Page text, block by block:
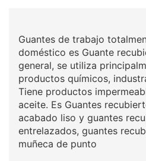
Guantes de trabajo
doméstico es Guante
general, se utiliza
productos químicos,
Tiene productos
aceite. Es Guantes
acabado liso y guantes
entrelazados, guantes
muñeca de punto